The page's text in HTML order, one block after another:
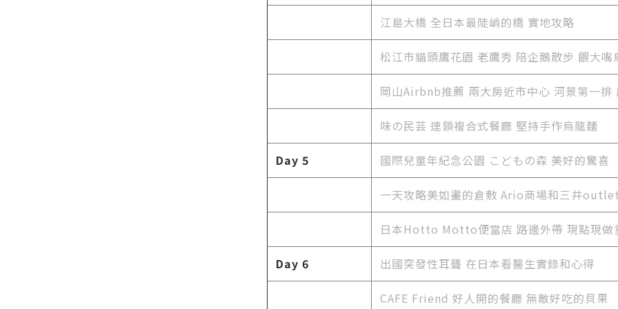
江島大橋 全日本最陡峭的橋 實地攻略
松江市貓頭鷹花園 老鷹秀 陪企鵝散步 餵大嘴
岡山Airbnb推薦 兩大房近市中心 河景第一排
味の民芸 連鎖複合式餐廳 堅持手作烏龍麵
Day 5 國際兒童年紀念公園 こどもの森 美好的驚喜
一天攻略美如畫的倉敷 Ario商場和三井outlet
日本Hotto Motto便當店 路邊外帶 現點現做
Day 6 出國突發性耳聾 在日本看醫生實錄和心得
CAFE Friend 好人開的餐廳 無敵好吃的貝果